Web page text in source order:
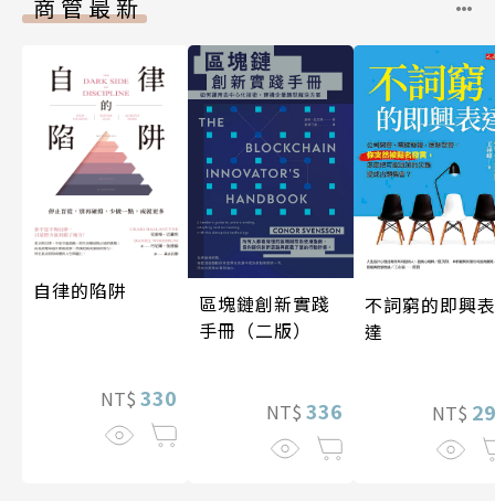
商管最新
自律的陷阱
NT$ 330
區塊鏈創新實踐
手冊（二版）
NT$ 336
不詞窮的即興表
達
NT$